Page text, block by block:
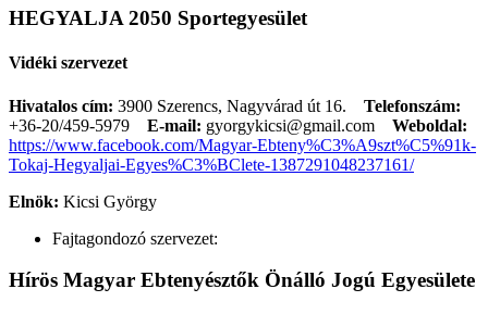
HEGYALJA 2050 Sportegyesület
Vidéki szervezet
Hivatalos cím: 3900 Szerencs, Nagyvárad út 16. Telefonszám:
+36-20/459-5979
E-mail: gyorgykicsi@gmail.com
Weboldal:
https://www.facebook.com/Magyar-Ebteny%C3%A9szt%C5%91k-
Tokaj-Hegyaljai-Egyes%C3%BClete-1387291048237161/
Elnök: Kicsi György
Fajtagondozó szervezet:
Hírös Magyar Ebtenyésztők Önálló Jogú Egyesülete